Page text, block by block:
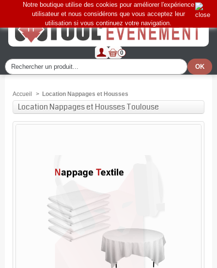
0
Notre boutique utilise des cookies pour améliorer l'expérience
utilisateur et nous considérons que vous acceptez leur
utilisation si vous continuez votre navigation.
Accueil > Location Nappages et Housses
Location Nappages et Housses Toulouse